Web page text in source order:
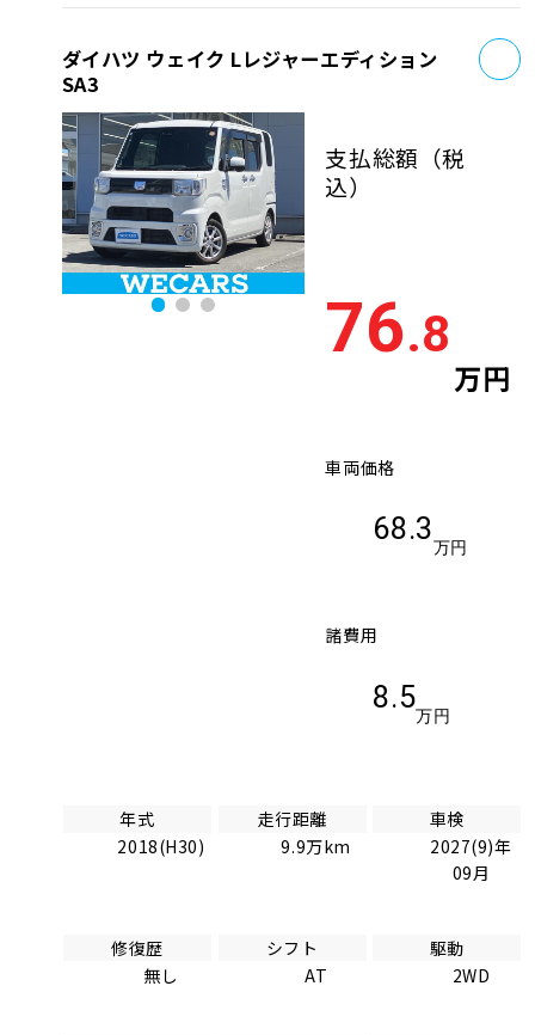
ダイハツ ウェイク Lレジャーエディション
SA3
支払総額 （税
込）
76.8
万円
車両価格
68.3
万円
諸費用
8.5
万円
年式
2018(H30)
走行距離
9.9万km
車検
2027(9)年
09月
修復歴
無し
シフト
AT
駆動
2WD